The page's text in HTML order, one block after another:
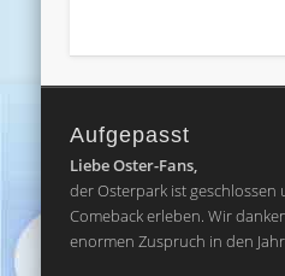
Aufgepasst
Liebe Oster-Fans,
der Osterpark ist geschlossen
Comeback erleben. Wir
enormen Zuspruch in den